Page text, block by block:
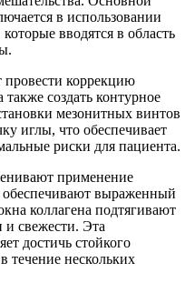
в использовании
вводятся в область
провести коррекцию
создать контурное
мезонитных винтов
иглы, что обеспечивает
риски для пациента.
применение
выраженный
коллагена подтягивают
и свежести. Эта
достичь стойкого
течение нескольких